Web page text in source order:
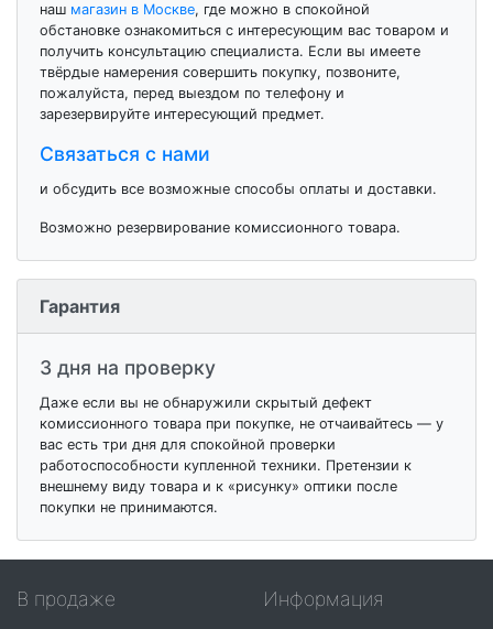
наш магазин в Москве, где можно в спокойной
обстановке ознакомиться с интересующим вас товаром и
получить консультацию специалиста. Если вы имеете
твёрдые намерения совершить покупку, позвоните,
пожалуйста, перед выездом по телефону и
зарезервируйте интересующий предмет.
Связаться с нами
и обсудить все возможные способы оплаты и доставки.
Возможно резервирование комиссионного товара.
Гарантия
3 дня на проверку
Даже если вы не обнаружили скрытый дефект
комиссионного товара при покупке, не отчаивайтесь — у
вас есть три дня для спокойной проверки
работоспособности купленной техники. Претензии к
внешнему виду товара и к «рисунку» оптики после
покупки не принимаются.
В продаже Информация